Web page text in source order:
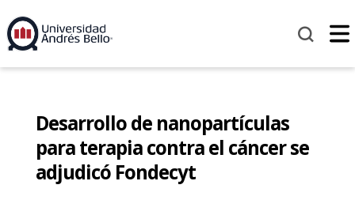
Desarrollo de nanopartículas
para terapia contra el cáncer se
adjudicó Fondecyt